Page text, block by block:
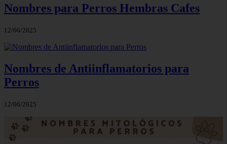
Nombres para Perros Hembras Cafes
12/06/2025
Nombres de Antiinflamatorios para
Perros
12/06/2025